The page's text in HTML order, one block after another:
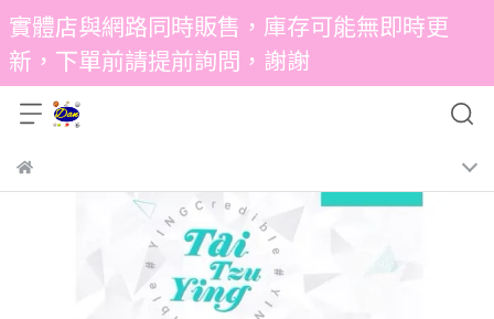
實體店與網路同時販售，庫存可能無即時更
新，下單前請提前詢問，謝謝